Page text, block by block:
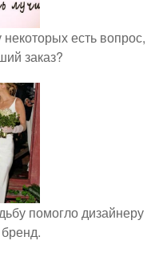
есть вопрос,
заказ?
помогло дизайнеру